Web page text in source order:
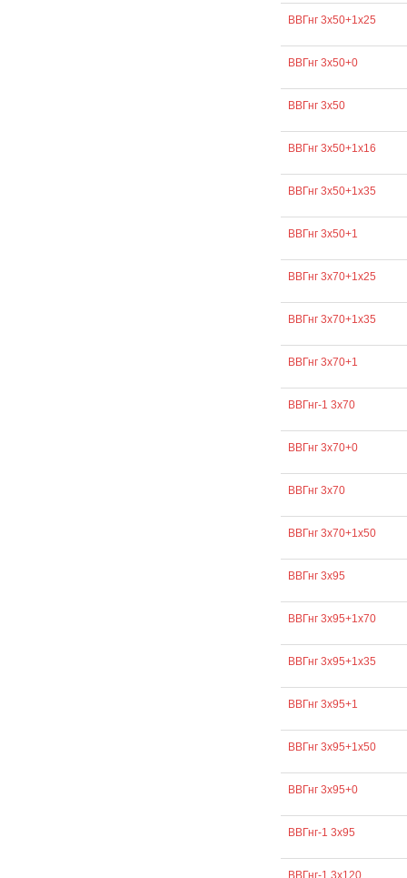
ВВГнг 3х50+1х25
ВВГнг 3х50+0
ВВГнг 3х50
ВВГнг 3х50+1х16
ВВГнг 3х50+1х35
ВВГнг 3х50+1
ВВГнг 3х70+1х25
ВВГнг 3х70+1х35
ВВГнг 3х70+1
ВВГнг-1 3х70
ВВГнг 3х70+0
ВВГнг 3х70
ВВГнг 3х70+1х50
ВВГнг 3х95
ВВГнг 3х95+1х70
ВВГнг 3х95+1х35
ВВГнг 3х95+1
ВВГнг 3х95+1х50
ВВГнг 3х95+0
ВВГнг-1 3х95
ВВГнг-1 3х120